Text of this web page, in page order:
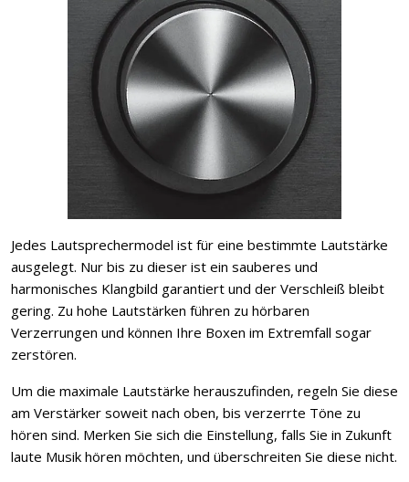
Jedes Lautsprechermodel ist für eine bestimmte Lautstärke
ausgelegt. Nur bis zu dieser ist ein sauberes und
harmonisches Klangbild garantiert und der Verschleiß bleibt
gering. Zu hohe Lautstärken führen zu hörbaren
Verzerrungen und können Ihre Boxen im Extremfall sogar
zerstören.
Um die maximale Lautstärke herauszufinden, regeln Sie diese
am Verstärker soweit nach oben, bis verzerrte Töne zu
hören sind. Merken Sie sich die Einstellung, falls Sie in Zukunft
laute Musik hören möchten, und überschreiten Sie diese nicht.